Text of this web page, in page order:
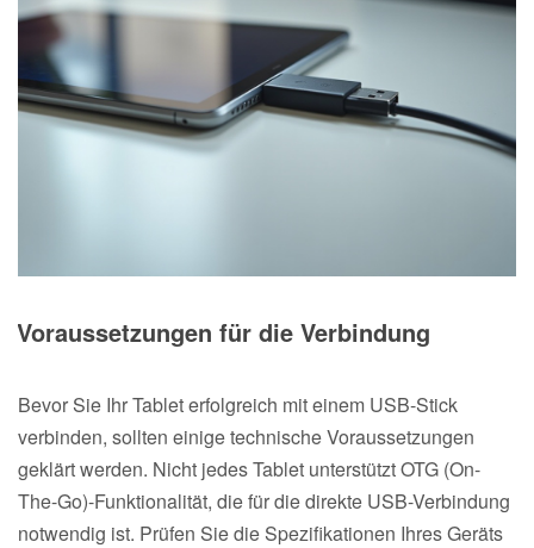
Voraussetzungen für die Verbindung
Bevor Sie Ihr Tablet erfolgreich mit einem USB-Stick
verbinden, sollten einige technische Voraussetzungen
geklärt werden. Nicht jedes Tablet unterstützt OTG (On-
The-Go)-Funktionalität, die für die direkte USB-Verbindung
notwendig ist. Prüfen Sie die Spezifikationen Ihres Geräts